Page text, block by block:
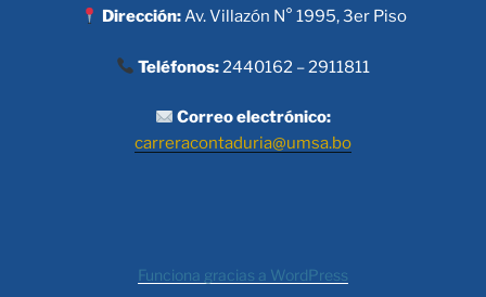
Dirección:Av. Villazón N° 1995, 3er Piso
Teléfonos:2440162 – 2911811
Correo electrónico:
carreracontaduria@umsa.bo
Funciona gracias a WordPress